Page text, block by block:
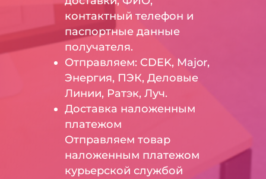
контактный телефон и
паспортные данные
получателя.
Отправляем: CDEK, Major,
Энергия, ПЭК, Деловые
Линии, Ратэк, Луч.
Доставка наложенным
платежом
Отправляем товар
наложенным платежом
курьерской службой